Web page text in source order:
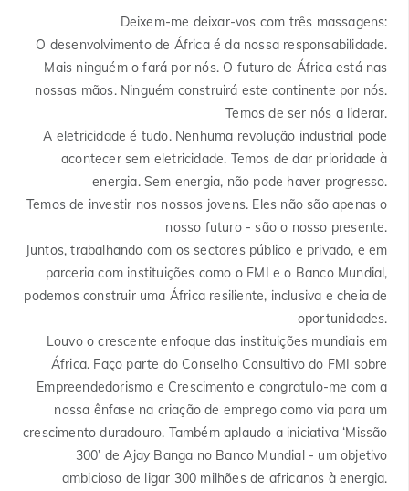
Deixem-me deixar-vos com três massagens:
O desenvolvimento de África é da nossa responsabilidade.
Mais ninguém o fará por nós. O futuro de África está nas
nossas mãos. Ninguém construirá este continente por nós.
Temos de ser nós a liderar.
A eletricidade é tudo. Nenhuma revolução industrial pode
acontecer sem eletricidade. Temos de dar prioridade à
energia. Sem energia, não pode haver progresso.
Temos de investir nos nossos jovens. Eles não são apenas o
nosso futuro - são o nosso presente.
Juntos, trabalhando com os sectores público e privado, e em
parceria com instituições como o FMI e o Banco Mundial,
podemos construir uma África resiliente, inclusiva e cheia de
oportunidades.
Louvo o crescente enfoque das instituições mundiais em
África. Faço parte do Conselho Consultivo do FMI sobre
Empreendedorismo e Crescimento e congratulo-me com a
nossa ênfase na criação de emprego como via para um
crescimento duradouro. Também aplaudo a iniciativa ‘Missão
300’ de Ajay Banga no Banco Mundial - um objetivo
ambicioso de ligar 300 milhões de africanos à energia.